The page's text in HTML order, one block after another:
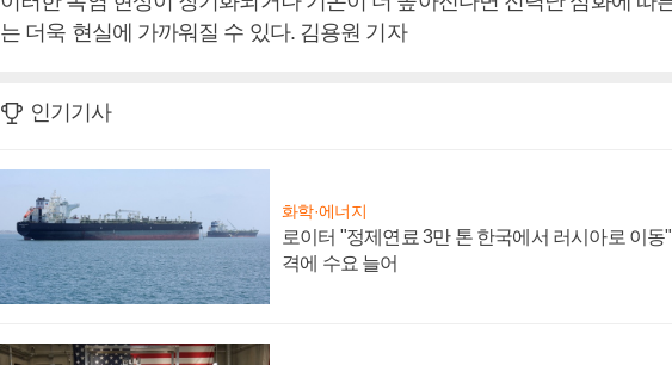
는 더욱 현실에 가까워질 수 있다. 김용원 기자
인기기사
화학·에너지
로이터 "정제연료 3만 톤 한국에서 러시아로 이동
격에 수요 늘어